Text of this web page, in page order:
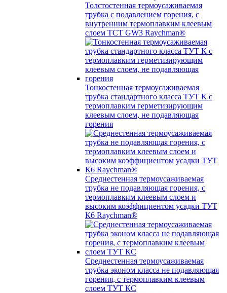
Толстостенная термоусаживаемая
трубка c подавлением горения, с
внутренним термоплавким клеевым
слоем TCT GW3 Raychman®
Тонкостенная термоусаживаемая
трубка стандартного класса ТУТ К с
термоплавким герметизирующим
клеевым слоем, не подавляющая
горения
Среднестенная термоусаживаемая
трубка не подавляющая горения, с
термоплавким клеевым слоем и
высоким коэффициентом усадки ТУТ
К6 Raychman®
Среднестенная термоусаживаемая
трубка эконом класса не подавляющая
горения, с термоплавким клеевым
слоем ТУТ КС